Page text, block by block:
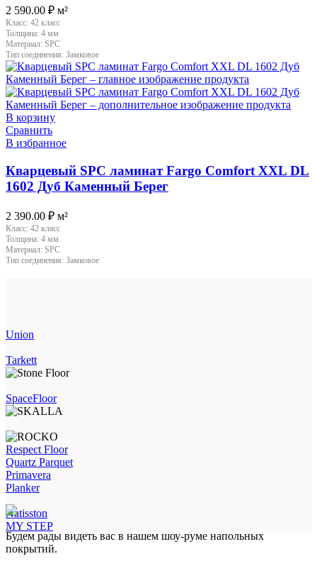
2 590.00 ₽ м²
Класс: 42 класс
Толщина: 4 мм
Материал: SPC
Тип соединения: Замковое
В корзину
Сравнить
В избранное
Кварцевый SPC ламинат Fargo Comfort XXL DL
1602 Дуб Каменный Берег
2 390.00 ₽ м²
Класс: 42 класс
Толщина: 4 мм
Материал: SPC
Тип соединения: Замковое
Union
Tarkett
SpaceFloor
Respect Floor
Quartz Parquet
Primavera
Planker
Natisston
MY STEP
Будем рады видеть вас в нашем шоу-руме напольных
покрытий.